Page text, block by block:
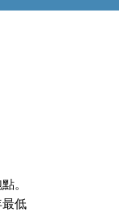
。
低